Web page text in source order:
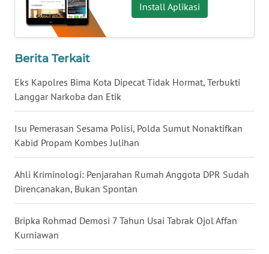
Install Aplikasi
Berita Terkait
Eks Kapolres Bima Kota Dipecat Tidak Hormat, Terbukti
Langgar Narkoba dan Etik
Isu Pemerasan Sesama Polisi, Polda Sumut Nonaktifkan
Kabid Propam Kombes Julihan
Ahli Kriminologi: Penjarahan Rumah Anggota DPR Sudah
Direncanakan, Bukan Spontan
Bripka Rohmad Demosi 7 Tahun Usai Tabrak Ojol Affan
Kurniawan
WN
BABEL
WN
WN
LAMPUNG
WN
JATENG